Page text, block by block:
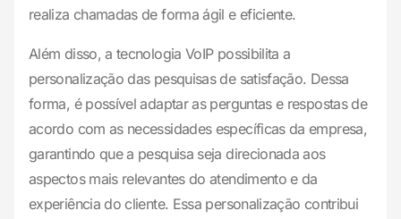
realiza chamadas de forma ágil e eficiente.
Além disso, a tecnologia VoIP possibilita a
personalização das pesquisas de satisfação. Dessa
forma, é possível adaptar as perguntas e respostas de
acordo com as necessidades específicas da empresa,
garantindo que a pesquisa seja direcionada aos
aspectos mais relevantes do atendimento e da
experiência do cliente. Essa personalização contribui